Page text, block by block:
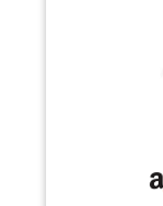
d'attention !
Halloween, la
un jeu de rôle, ce
ajoute une
soirée